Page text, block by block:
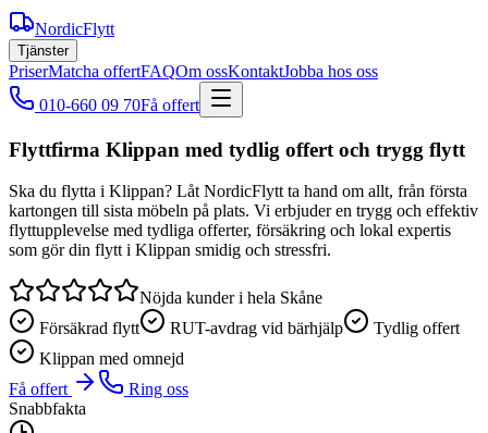
NordicFlytt
Tjänster
PriserMatcha offertFAQOm ossKontaktJobba hos oss
010-660 09 70Få offert
Flyttfirma Klippan med tydlig offert och trygg flytt
Ska du flytta i Klippan? Låt NordicFlytt ta hand om allt, från första
kartongen till sista möbeln på plats. Vi erbjuder en trygg och effektiv
flyttupplevelse med tydliga offerter, försäkring och lokal expertis
som gör din flytt i Klippan smidig och stressfri.
Nöjda kunder i hela Skåne
Försäkrad flytt
RUT-avdrag vid bärhjälp
Tydlig offert
Klippan med omnejd
Få offert
Ring oss
Snabbfakta